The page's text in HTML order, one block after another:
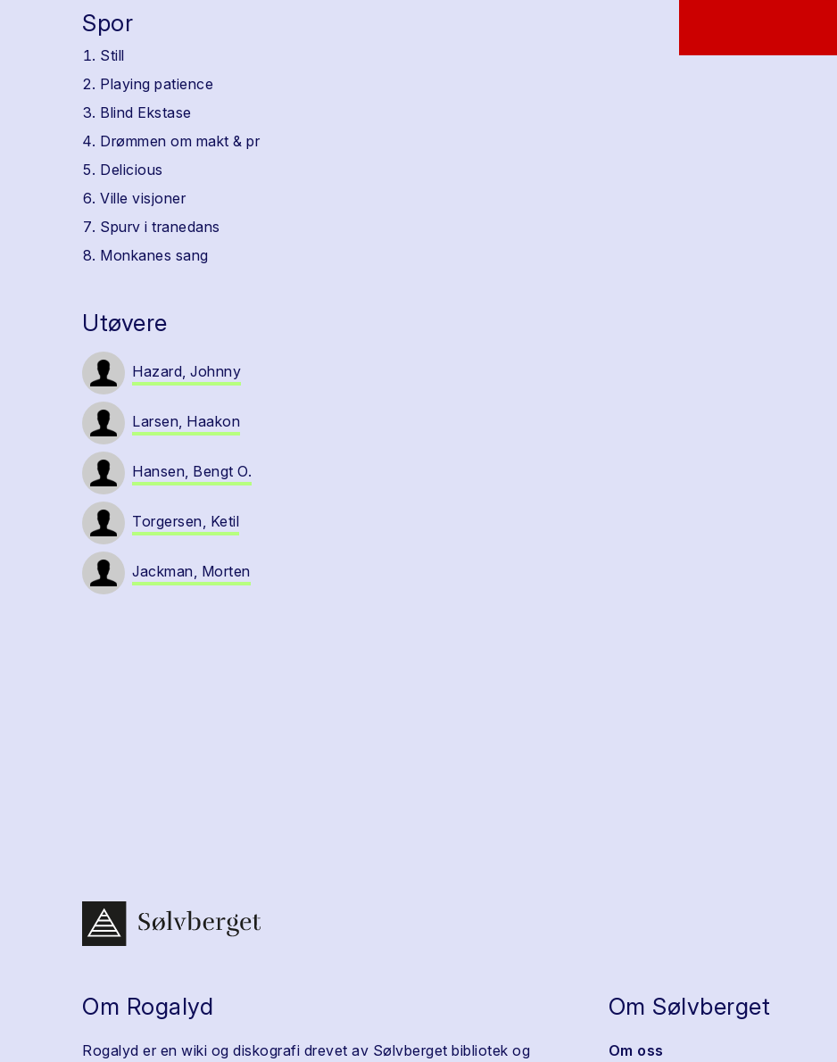
Spor
Still
Playing patience
Blind Ekstase
Drømmen om makt & pr
Delicious
Ville visjoner
Spurv i tranedans
Monkanes sang
Utøvere
Hazard, Johnny
Larsen, Haakon
Hansen, Bengt O.
Torgersen, Ketil
Jackman, Morten
Om Rogalyd
Rogalyd er en wiki og diskografi drevet av Sølvberget bibliotek og
Om Sølvberget
Om oss